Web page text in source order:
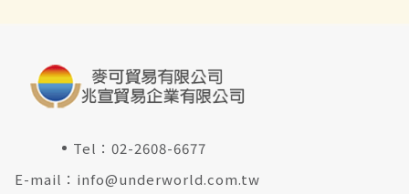
Tel：02-2608-6677
E-mail： info@underworld.com.tw